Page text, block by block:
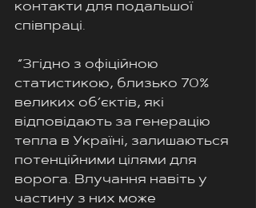
контакти для подальшої
співпраці.
“Згідно з офіційною
статистикою, близько 70%
великих об’єктів, які
відповідають за генерацію
тепла в Україні, залишаються
потенційними цілями для
ворога. Влучання навіть у
частину з них може